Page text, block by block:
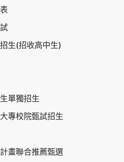
生(招收高中生)
單獨招生
專校院甄試招生
畫聯合推薦甄選